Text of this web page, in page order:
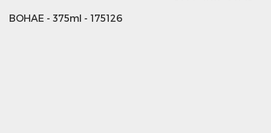
BOHAE - 375ml - 175126